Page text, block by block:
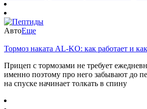
АвтоЕще
Тормоз наката AL-KO: как работает и
Прицеп с тормозами не требует
именно поэтому про него забывают до
на спуске начинает толкать в спину